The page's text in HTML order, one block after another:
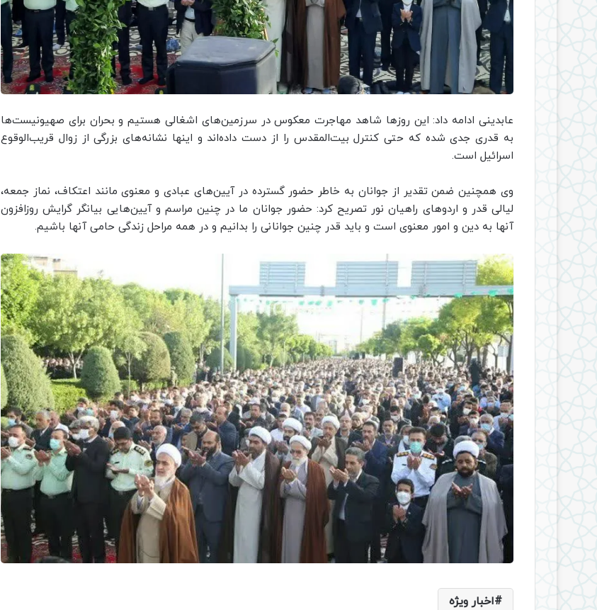
عابدینی ادامه داد: این روزها شاهد مهاجرت معکوس در سرزمین‌های اشغالی هستیم و بحران برای صهیونیست‌ها
به قدری جدی شده که حتی کنترل بیت‌المقدس را از دست داده‌اند و اینها نشانه‌های بزرگی از زوال قریب‌الوقوع
اسرائیل است.
وی همچنین ضمن تقدیر از جوانان به خاطر حضور گسترده‌ در آیین‌های عبادی و معنوی مانند اعتکاف، نماز جمعه،
لیالی قدر و اردوهای راهیان نور تصریح کرد: حضور جوانان ما در چنین مراسم و آیین‌هایی بیانگر گرایش روزافزون
آنها به دین و امور معنوی است و باید قدر چنین جوانانی را بدانیم و در همه مراحل زندگی حامی آنها باشیم.
اخبار ویژه